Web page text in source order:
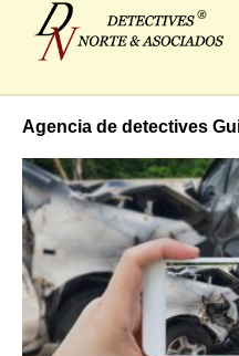
Agencia de detectives